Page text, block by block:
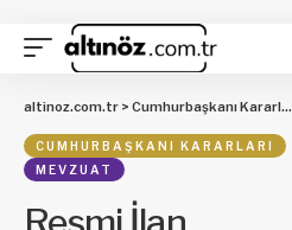
altinoz.com.tr > Cumhurbaşkanı Kararları
CUMHURBAŞKANI KARARLARI
MEVZUAT
Resmi İlan